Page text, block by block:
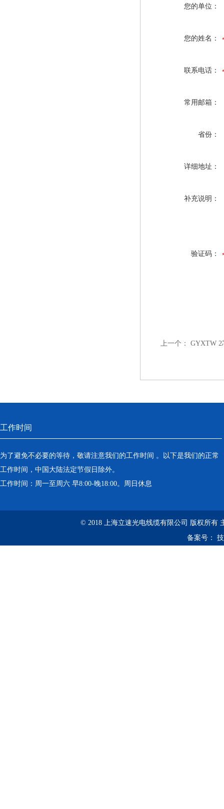
您的单位：
您的姓名：
联系电话：
常用邮箱：
省份：
详细地址：
补充说明：
验证码：
上一个： GYXTW 2
工作时间
为了避免不必要的等待，敬请注意我们的工作时间 。以下是我们的正常
工作时间，中国大陆法定节假日除外。
工作时间：周一至周六 早8:00-晚18:00。周日休息
© 2018 上海立速光电线缆有限公司 版权所有
备案号：